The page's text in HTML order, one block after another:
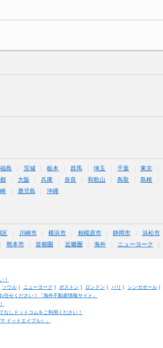
福島 茨城 栃木 群馬 埼玉 千葉 東京
大阪 兵庫 奈良 和歌山 鳥取 島根
鹿児島 沖縄
川崎市 横浜市 相模原市 静岡市 浜松市
熊本市 首都圏 近畿圏 海外 ニューヨーク
！
ソウル｜ ニューヨーク ｜ ボストン ｜ ロンドン ｜ パリ ｜ シンガポール｜
せください！「海外不動産情報サイト」
なしドットコムをご利用ください！
ドットエイブル）」